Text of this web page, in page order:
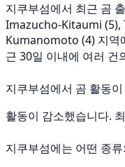
지쿠부섬에서 최근 곰
Imazucho-Kitaumi (5),
Kumanomoto (4) 지역
근 30일 이내에 여러 건
지쿠부섬에서 곰 활동
활동이 감소했습니다.
지쿠부섬에는 어떤 종